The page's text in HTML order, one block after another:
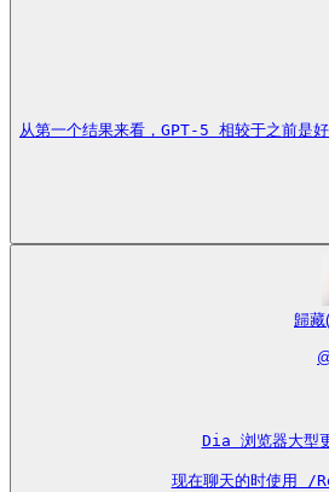
从第一个结果来看，GPT-5 相较于之
歸藏
Dia 浏览器大型
现在聊天的时使用 /